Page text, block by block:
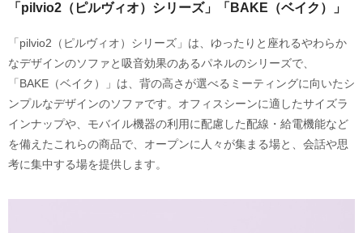
「pilvio2（ピルヴィオ）シリーズ」「BAKE（ベイク）」
「pilvio2（ピルヴィオ）シリーズ」は、ゆったりと座れるやわらか
なデザインのソファと吸音効果のあるパネルのシリーズで、
「BAKE（ベイク）」は、背の高さが選べるミーティングに向いたシ
ンプルなデザインのソファです。オフィスシーンに適したサイズラ
インナップや、モバイル機器の利用に配慮した配線・給電機能など
を備えたこれらの商品で、オープンに人々が集まる場と、会話や思
考に集中する場を提供します。